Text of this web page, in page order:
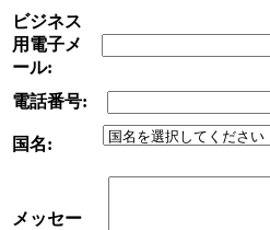
ビジネス
用電子メ
ール:
電話番号:
国名:
メッセー